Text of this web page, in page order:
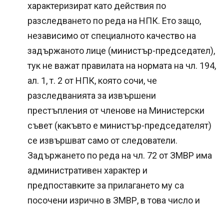
характеризират като действия по
разследването по реда на НПК. Ето защо,
независимо от специалното качество на
задържаното лице (министър-председател),
тук не важат правилата на нормата на чл. 194,
ал. 1, т. 2 от НПК, която сочи, че
разследванията за извършени
престъпления от членове на Министерски
съвет (какъвто е министър-председателят)
се извършват само от следователи.
Задържането по реда на чл. 72 от ЗМВР има
административен характер и
предпоставките за прилагането му са
посочени изрично в ЗМВР, в това число и